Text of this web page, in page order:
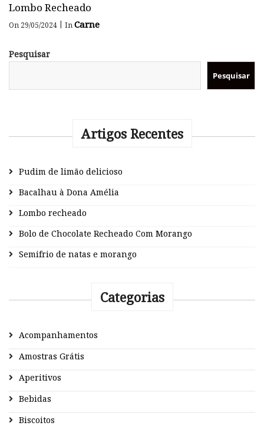
Lombo Recheado
On 29/05/2024 | InCarne
Pesquisar
Pesquisar
Artigos Recentes
Pudim de limão delicioso
Bacalhau à Dona Amélia
Lombo recheado
Bolo de Chocolate Recheado Com Morango
Semifrio de natas e morango
Categorias
Acompanhamentos
Amostras Grátis
Aperitivos
Bebidas
Biscoitos